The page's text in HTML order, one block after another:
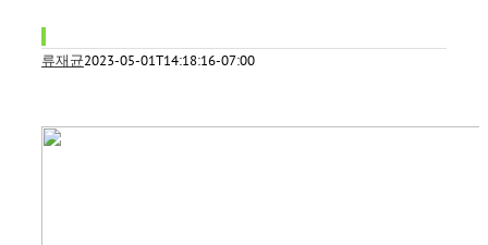
류재균2023-05-01T14:18:16-07:00